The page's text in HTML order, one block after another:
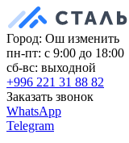
Город: Ош изменить
пн-пт: с 9:00 до 18:00
сб-вс: выходной
+996 221 31 88 82
Заказать звонок
WhatsApp
Telegram